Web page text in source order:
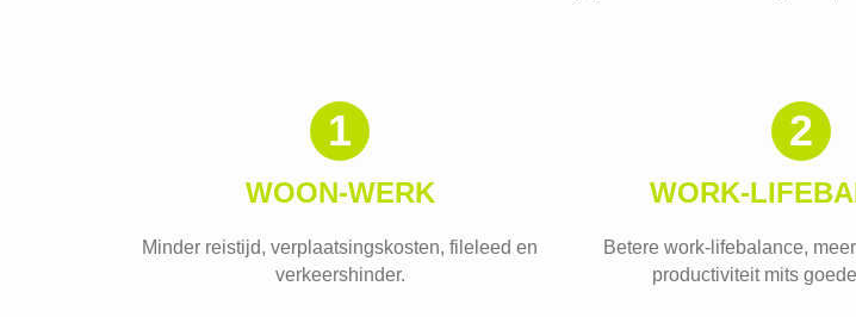
1
WOON-WERK
Minder reistijd, verplaatsingskosten, fileleed en
verkeershinder.
2
WORK-
Betere work-lifebalance,
productiviteit mits